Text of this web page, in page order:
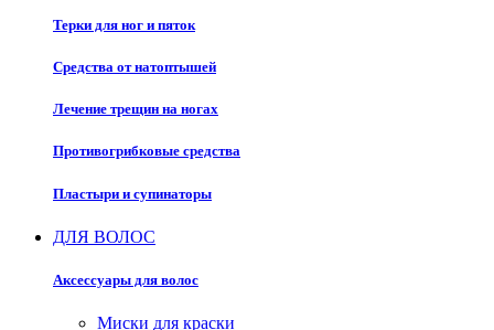
Терки для ног и пяток
Средства от натоптышей
Лечение трещин на ногах
Противогрибковые средства
Пластыри и супинаторы
ДЛЯ ВОЛОС
Аксессуары для волос
Миски для краски